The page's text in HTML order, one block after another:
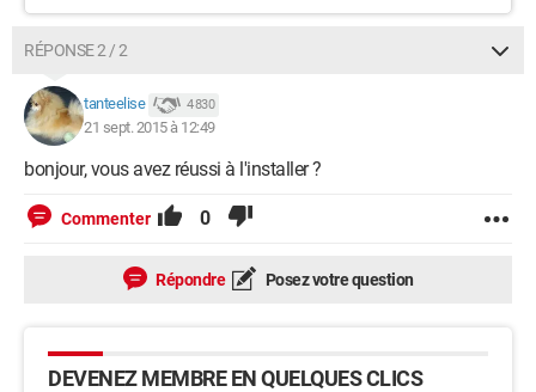
RÉPONSE 2 / 2
tanteelise 4 830
21 sept. 2015 à 12:49
bonjour, vous avez réussi à l'installer ?
Commenter 0
Répondre Posez votre question
DEVENEZ MEMBRE EN QUELQUES CLICS